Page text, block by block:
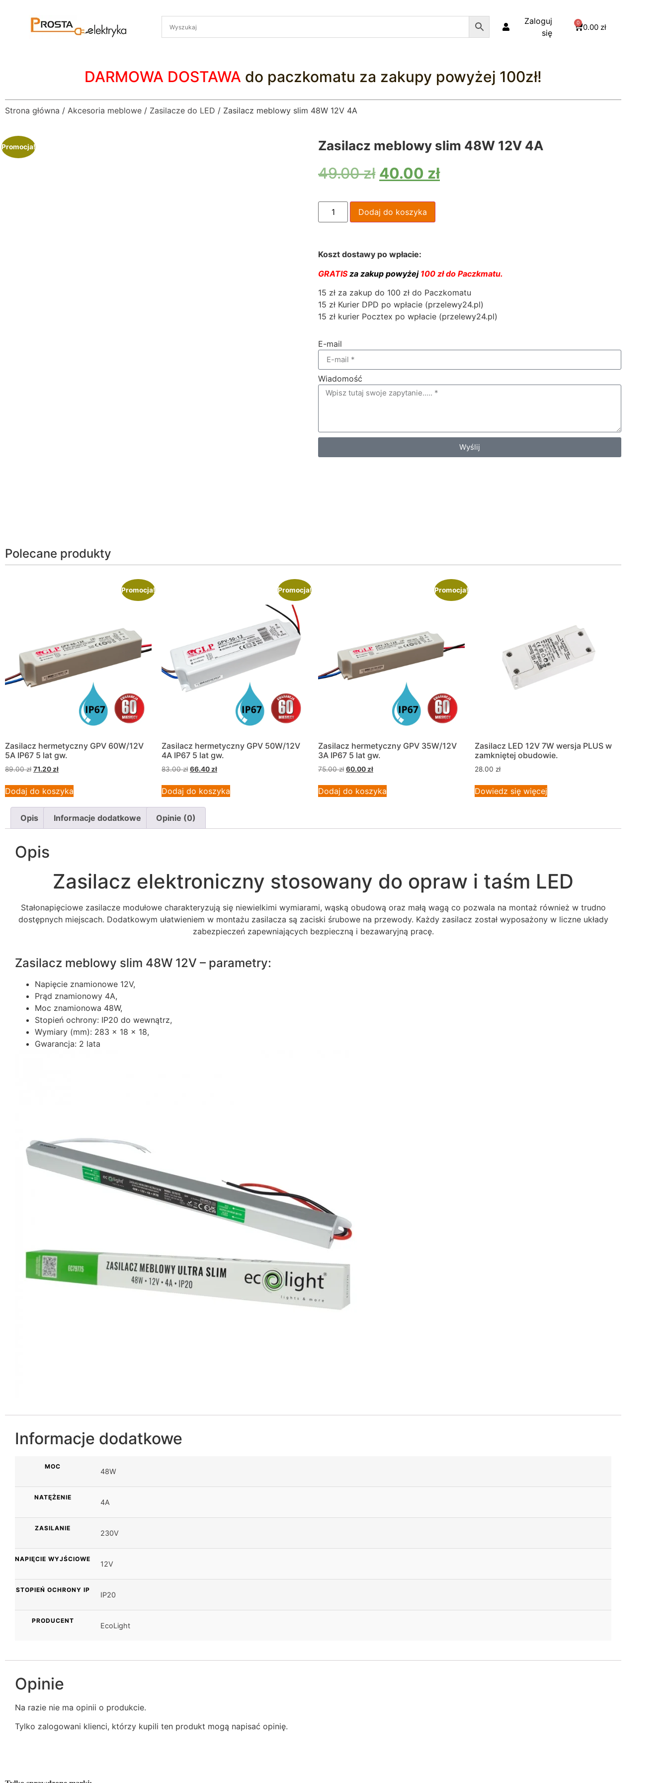
Zaloguj
się
0.00 zł
0
DARMOWA DOSTAWA do paczkomatu za zakupy powyżej 100zł!
Strona główna / Akcesoria meblowe / Zasilacze do LED / Zasilacz meblowy slim 48W 12V 4A
Promocja! Zasilacz meblowy slim 48W 12V 4A
49.00zł 40.00 zł
Dodaj do koszyka
Koszt dostawy po wpłacie:
GRATISza zakup powyżej100 zł do Paczkmatu.
15 zł za zakup do 100 zł do Paczkomatu
15 zł Kurier DPD po wpłacie (przelewy24.pl)
15 zł kurier Pocztex po wpłacie (przelewy24.pl)
E-mail
Wiadomość
Wyślij
Polecane produkty
Promocja!
Zasilacz hermetyczny GPV 60W/12V
5A IP67 5 lat gw.
89.00zł 71.20 zł
Dodaj do koszyka
Promocja!
Zasilacz hermetyczny GPV 50W/12V
4A IP67 5 lat gw.
83.00zł 66.40 zł
Dodaj do koszyka
Promocja!
Zasilacz hermetyczny GPV 35W/12V
3A IP67 5 lat gw.
75.00zł 60.00 zł
Dodaj do koszyka
Zasilacz LED 12V 7W wersja PLUS w
zamkniętej obudowie.
28.00 zł
Dowiedz się więcej
Opis Informacje dodatkowe Opinie (0)
Opis
Zasilacz elektroniczny stosowany do opraw i taśm LED
Stałonapięciowe zasilacze modułowe charakteryzują się niewielkimi wymiarami, wąską obudową oraz małą wagą co pozwala na montaż również w trudno
dostępnych miejscach. Dodatkowym ułatwieniem w montażu zasilacza są zaciski śrubowe na przewody. Każdy zasilacz został wyposażony w liczne układy
zabezpieczeń zapewniających bezpieczną i bezawaryjną pracę.
Zasilacz meblowy slim 48W 12V – parametry:
Napięcie znamionowe 12V,
Prąd znamionowy 4A,
Moc znamionowa 48W,
Stopień ochrony: IP20 do wewnątrz,
Wymiary (mm): 283 x 18 x 18,
Gwarancja: 2 lata
Informacje dodatkowe
MOC
48W
NATĘŻENIE
4A
ZASILANIE
230V
NAPIĘCIE WYJŚCIOWE
12V
STOPIEŃ OCHRONY IP
IP20
PRODUCENT
EcoLight
Opinie
Na razie nie ma opinii o produkcie.
Tylko zalogowani klienci, którzy kupili ten produkt mogą napisać opinię.